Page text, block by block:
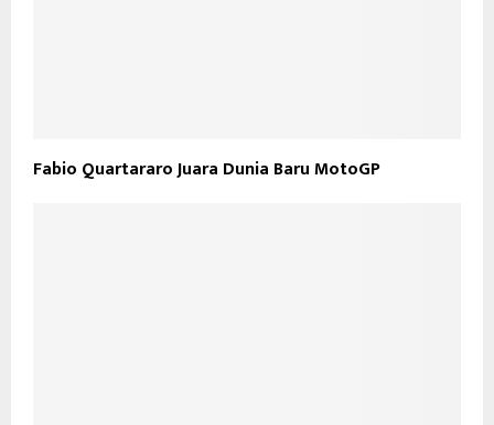
Fabio Quartararo Juara Dunia Baru MotoGP